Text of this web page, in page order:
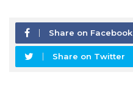
Share on Facebook
Share on Twitter